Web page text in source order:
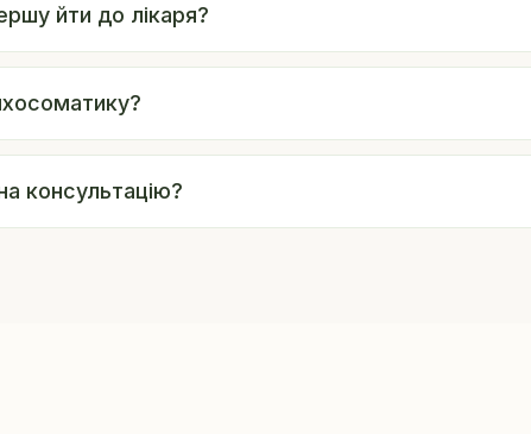
йти до лікаря?
консультацію?